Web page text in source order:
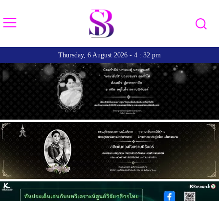
Thursday, 6 August 2026 - 4 : 32 pm